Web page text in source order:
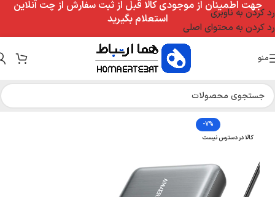
رد کردن به ناوبری
رد کردن به محتوای اصلی
جهت اطمینان از موجودی کالا قبل از ثبت سفارش از چت آنلاین
استعلام بگیرید
منو
-7%
کالا در دسترس نیست